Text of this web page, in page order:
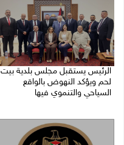
الرئيس يستقبل مجلس بلدية بيت
لحم ويؤكد النهوض بالواقع
السياحي والتنموي فيها